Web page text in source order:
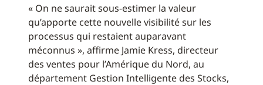
« On ne saurait sous-estimer la valeur
qu’apporte cette nouvelle visibilité sur les
processus qui restaient auparavant
méconnus », affirme Jamie Kress, directeur
des ventes pour l’Amérique du Nord, au
département Gestion Intelligente des Stocks,